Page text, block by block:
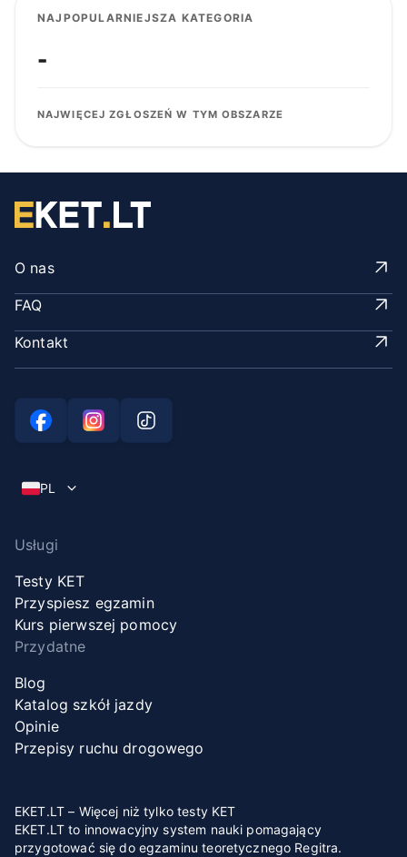
NAJPOPULARNIEJSZA KATEGORIA
-
NAJWIĘCEJ ZGŁOSZEŃ W TYM OBSZARZE
O nas
FAQ
Kontakt
PL
Usługi
Testy KET
Przyspiesz egzamin
Kurs pierwszej pomocy
Przydatne
Blog
Katalog szkół jazdy
Opinie
Przepisy ruchu drogowego
EKET.LT – Więcej niż tylko testy KET
EKET.LT to innowacyjny system nauki pomagający
przygotować się do egzaminu teoretycznego Regitra.